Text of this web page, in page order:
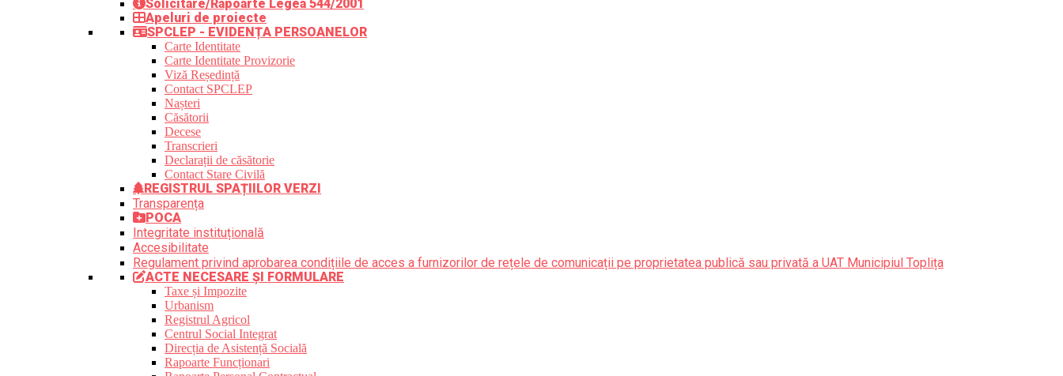
Solicitare/Rapoarte Legea 544/2001
Apeluri de proiecte
SPCLEP - EVIDENȚA PERSOANELOR
Carte Identitate
Carte Identitate Provizorie
Viză Reședință
Contact SPCLEP
Nașteri
Căsătorii
Decese
Transcrieri
Declarații de căsătorie
Contact Stare Civilă
REGISTRUL SPAȚIILOR VERZI
Transparența
POCA
Integritate instituțională
Accesibilitate
Regulament privind aprobarea condițiile de acces a furnizorilor de rețele de comunicații pe proprietatea publică sau privată a UAT Municipiul Toplița
ACTE NECESARE ȘI FORMULARE
Taxe și Impozite
Urbanism
Registrul Agricol
Centrul Social Integrat
Direcția de Asistență Socială
Rapoarte Funcționari